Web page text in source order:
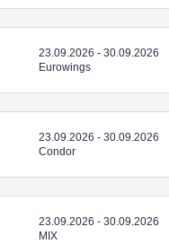
23.09.2026 - 30.09.2026
Eurowings
23.09.2026 - 30.09.2026
Condor
23.09.2026 - 30.09.2026
MIX